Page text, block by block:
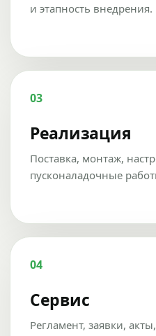
и этапность внедрения.
03
Реализация
Поставка, монтаж,
пусконаладочные
04
Сервис
Регламент, заявки,